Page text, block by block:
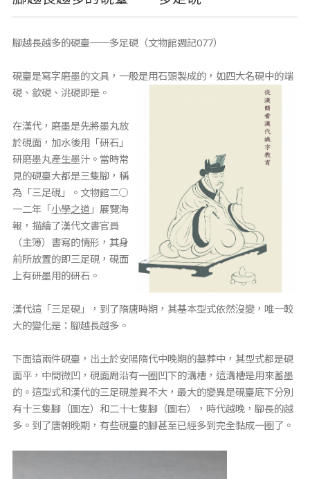
腳越長越多的硯臺──多足硯（文物館週記077）
硯臺是寫字磨墨的文具，一般是用石頭製成的，如四大名硯中的端
硯、歙硯、洮硯即是。
在漢代，磨墨是先將墨丸放
於硯面，加水後用「研石」
研磨墨丸產生墨汁。當時常
見的硯臺大都是三隻腳，稱
為「三足硯」。文物館二○
一二年「小學之道」展覽海
報，描繪了漢代文書官員
（主簿）書寫的情形，其身
前所放置的即三足硯，硯面
上有研墨用的研石。
漢代這「三足硯」，到了隋唐時期，其基本型式依然沒變，唯一較
大的變化是：腳越長越多。
下面這兩件硯臺，出土於安陽隋代中晚期的墓葬中，其型式都是硯
面平，中間微凹，硯面周沿有一圈凹下的溝槽，這溝槽是用來蓄墨
的。這型式和漢代的三足硯差異不大，最大的變異是硯臺底下分別
有十三隻腳（圖左）和二十七隻腳（圖右），時代越晚，腳長的越
多。到了唐朝晚期，有些硯臺的腳甚至已經多到完全黏成一圈了。